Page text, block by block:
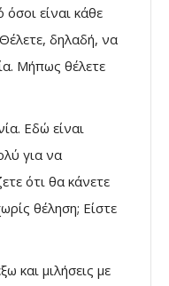
είναι κάθε
δηλαδή, να
Μήπως θέλετε
Εδώ είναι
για να
ότι θα κάνετε
θέληση; Είστε
και μιλήσεις με